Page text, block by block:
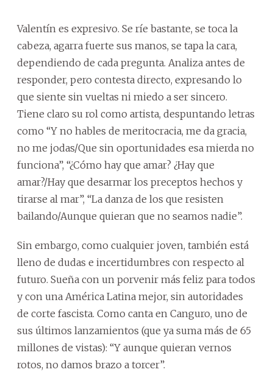
Valentín es expresivo. Se ríe bastante, se toca la
cabeza, agarra fuerte sus manos, se tapa la cara,
dependiendo de cada pregunta. Analiza antes de
responder, pero contesta directo, expresando lo
que siente sin vueltas ni miedo a ser sincero.
Tiene claro su rol como artista, despuntando letras
como “Y no hables de meritocracia, me da gracia,
no me jodas/Que sin oportunidades esa mierda no
funciona”, “¿Cómo hay que amar? ¿Hay que
amar?/Hay que desarmar los preceptos hechos y
tirarse al mar”, “La danza de los que resisten
bailando/Aunque quieran que no seamos nadie”.
Sin embargo, como cualquier joven, también está
lleno de dudas e incertidumbres con respecto al
futuro. Sueña con un porvenir más feliz para todos
y con una América Latina mejor, sin autoridades
de corte fascista. Como canta en Canguro, uno de
sus últimos lanzamientos (que ya suma más de 65
millones de vistas): “Y aunque quieran vernos
rotos, no damos brazo a torcer”.